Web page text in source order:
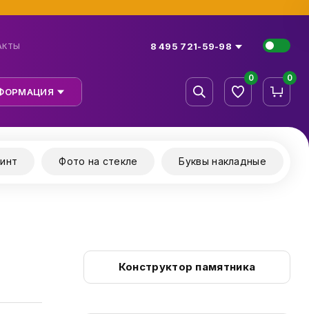
8 495 721-59-98
0 0
Фото на стекле Буквы накладные
Конструктор памятника